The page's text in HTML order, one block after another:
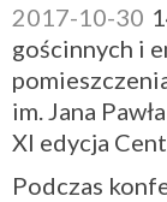
2017-10-30
gościnnych i
im. Jana
XI edycja
Podczas